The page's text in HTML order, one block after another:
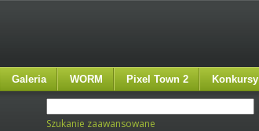
Galeria WORM Pixel Town 2 Konkursy
Szukanie zaawansowane